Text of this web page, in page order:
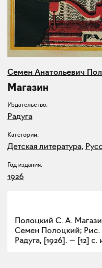
Семен Анатольевич
Магазин
Издательство:
Радуга
Категории:
Детская литература,
Год издания:
1926
Полоцкий С. А.
Семен Полоцкий;
Радуга, [1926]. — [12] с.